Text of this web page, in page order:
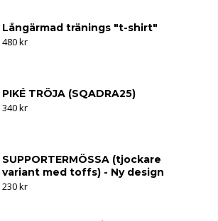
Långärmad tränings "t-shirt"
480kr
PIKÉ TRÖJA (SQADRA25)
340kr
SUPPORTERMÖSSA (tjockare
variant med toffs) - Ny design
230kr